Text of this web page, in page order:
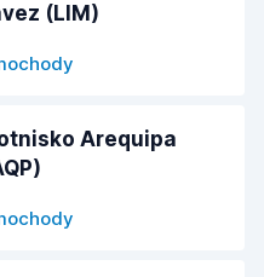
(LIM)
Arequipa